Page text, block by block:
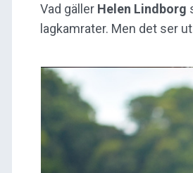
Vad gäller Helen Lindborg
lagkamrater. Men det ser